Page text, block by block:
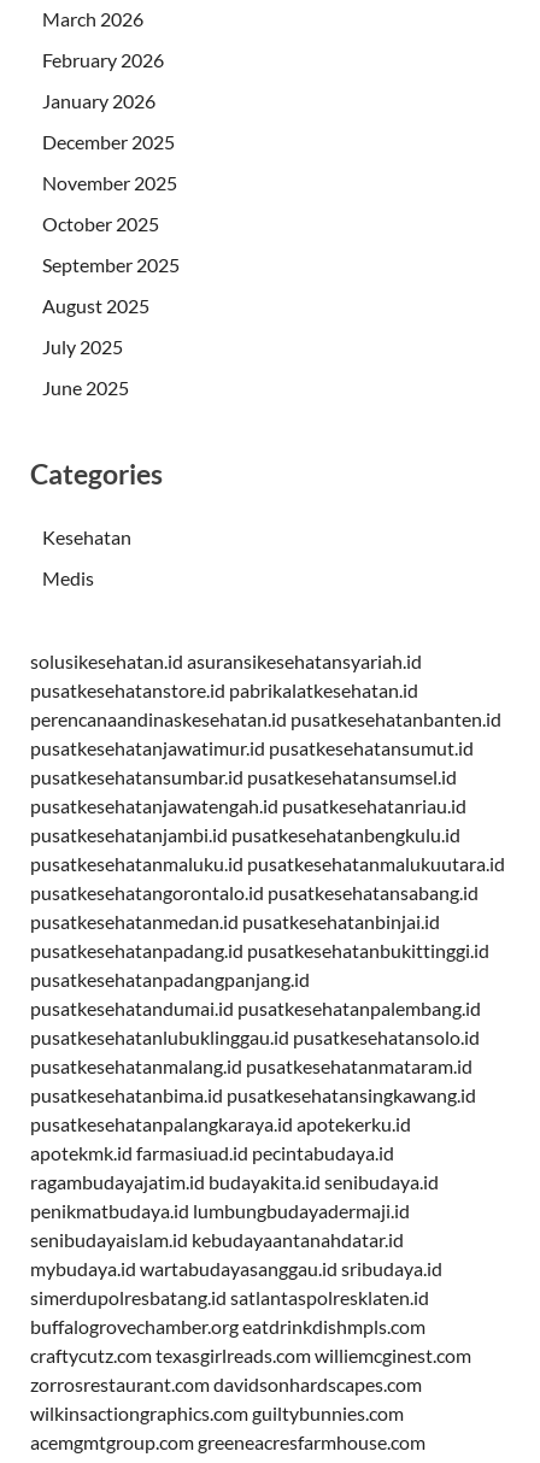
March 2026
February 2026
January 2026
December 2025
November 2025
October 2025
September 2025
August 2025
July 2025
June 2025
Categories
Kesehatan
Medis
solusikesehatan.id asuransikesehatansyariah.id
pusatkesehatanstore.id pabrikalatkesehatan.id
perencanaandinaskesehatan.id pusatkesehatanbanten.id
pusatkesehatanjawatimur.id pusatkesehatansumut.id
pusatkesehatansumbar.id pusatkesehatansumsel.id
pusatkesehatanjawatengah.id pusatkesehatanriau.id
pusatkesehatanjambi.id pusatkesehatanbengkulu.id
pusatkesehatanmaluku.id pusatkesehatanmalukuutara.id
pusatkesehatangorontalo.id pusatkesehatansabang.id
pusatkesehatanmedan.id pusatkesehatanbinjai.id
pusatkesehatanpadang.id pusatkesehatanbukittinggi.id
pusatkesehatanpadangpanjang.id
pusatkesehatandumai.id pusatkesehatanpalembang.id
pusatkesehatanlubuklinggau.id pusatkesehatansolo.id
pusatkesehatanmalang.id pusatkesehatanmataram.id
pusatkesehatanbima.id pusatkesehatansingkawang.id
pusatkesehatanpalangkaraya.id apotekerku.id
apotekmk.id farmasiuad.id pecintabudaya.id
ragambudayajatim.id budayakita.id senibudaya.id
penikmatbudaya.id lumbungbudayadermaji.id
senibudayaislam.id kebudayaantanahdatar.id
mybudaya.id wartabudayasanggau.id sribudaya.id
simerdupolresbatang.id satlantaspolresklaten.id
buffalogrovechamber.orgeatdrinkdishmpls.com
craftycutz.comtexasgirlreads.comwilliemcginest.com
zorrosrestaurant.comdavidsonhardscapes.com
wilkinsactiongraphics.comguiltybunnies.com
acemgmtgroup.comgreeneacresfarmhouse.com